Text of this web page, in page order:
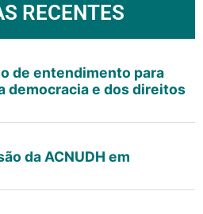
RECENTES
de entendimento para
democracia e dos direitos
da ACNUDH em